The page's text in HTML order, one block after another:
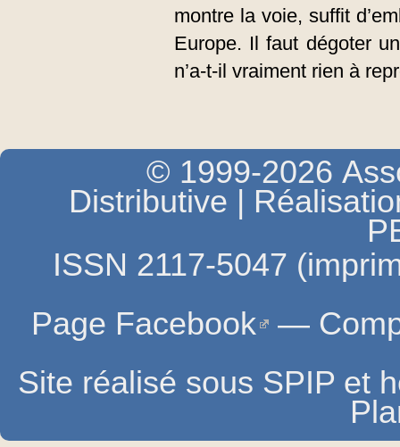
montre la voie, suffit
Europe. Il faut dégoter
n’a-t-il vraiment rien à
© 1999-2026
Distributive |
ISSN 2117-5047
Page Facebook —
Site réalisé sous SPIP et